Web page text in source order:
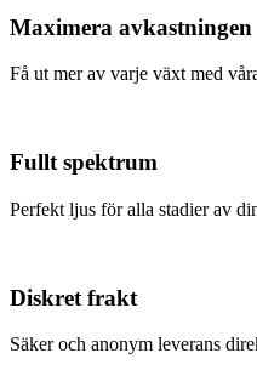
Maximera avkastningen
Få ut mer av varje växt med
Fullt spektrum
Perfekt ljus för alla stadier av
Diskret frakt
Säker och anonym leverans